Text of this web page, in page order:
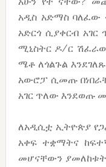
አዲስ አድማስ ባለፈው
አድርጎ ሲያቀርብ
ሚኒስትር ዶ/ር ሽፈራው
ሜቶ ለጎልጉል
አውሮፓ ሲመጡ
አገር ጥለው እንደወጡ
ለአዲሲቷ ኢትዮጵያ
አቀፍ ተቋማትና
መሆናቸውን ያመለከቱት